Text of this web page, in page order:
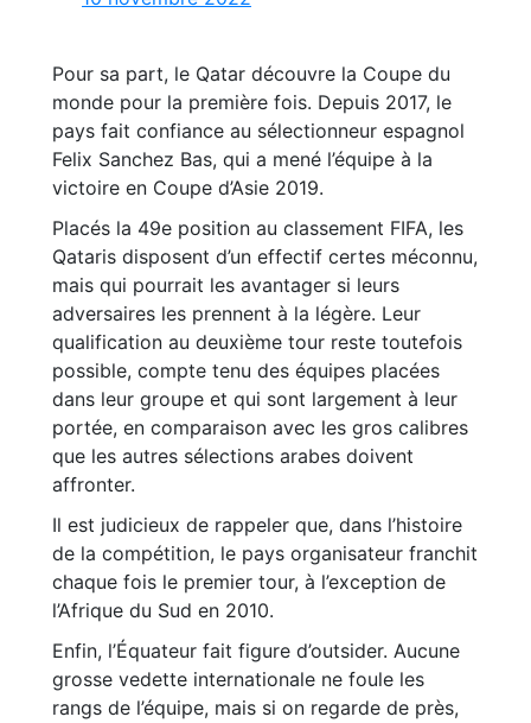
Pour sa part, le Qatar découvre la Coupe du
monde pour la première fois. Depuis 2017, le
pays fait confiance au sélectionneur espagnol
Felix Sanchez Bas, qui a mené l’équipe à la
victoire en Coupe d’Asie 2019.
Placés la 49e position au classement FIFA, les
Qataris disposent d’un effectif certes méconnu,
mais qui pourrait les avantager si leurs
adversaires les prennent à la légère. Leur
qualification au deuxième tour reste toutefois
possible, compte tenu des équipes placées
dans leur groupe et qui sont largement à leur
portée, en comparaison avec les gros calibres
que les autres sélections arabes doivent
affronter.
Il est judicieux de rappeler que, dans l’histoire
de la compétition, le pays organisateur franchit
chaque fois le premier tour, à l’exception de
l’Afrique du Sud en 2010.
Enfin, l’Équateur fait figure d’outsider. Aucune
grosse vedette internationale ne foule les
rangs de l’équipe, mais si on regarde de près,